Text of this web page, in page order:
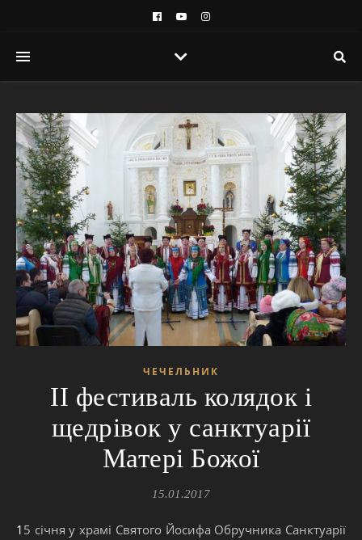
ЧЕЧЕЛЬНИК
ІІ фестиваль колядок і
щедрівок у санктуарії
Матері Божої
15.01.2017
15 січня у храмі Святого Йосифа Обручника Санктуарії